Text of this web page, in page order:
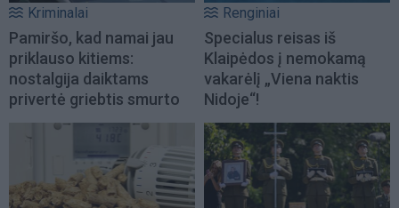
Kriminalai
Pamiršo, kad namai jau
priklauso kitiems:
nostalgija daiktams
privertė griebtis smurto
Renginiai
Specialus reisas iš
Klaipėdos į nemokamą
vakarėlį „Viena naktis
Nidoje“!